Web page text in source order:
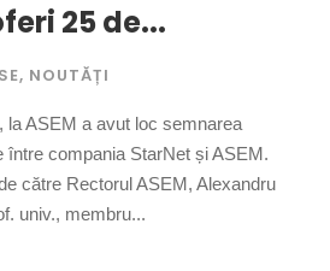
25 de...
, NOUTĂȚI
la ASEM a avut loc semnarea
între compania StarNet și ASEM.
către Rectorul ASEM, Alexandru
univ., membru...